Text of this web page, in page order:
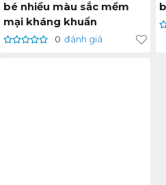
bé nhiều màu sắc mềm
mại kháng khuẩn
0 đánh giá